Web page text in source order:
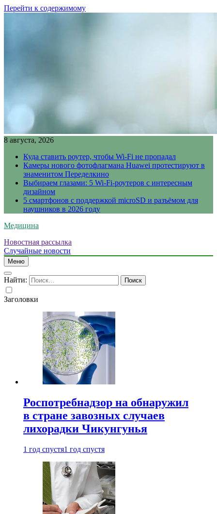
Перейти к содержимому
8 августа, 2026
Куда ставить роутер, чтобы Wi-Fi не пропадал
Камеры нового фотофлагмана Huawei протестируют в
знаменитом Переделкино
Выбираем глазами: 5 Wi-Fi-роутеров с интересным
дизайном
5 смартфонов с поддержкой microSD и разъёмом для
наушников в 2026 году
Медицина
Новостная рассылка
Случайные новости
Меню
Найти:
Заголовки
Роспотребнадзор на обнаружил
в стране завозных случаев
лихорадки Чикунгунья
1 год спустя1 год спустя